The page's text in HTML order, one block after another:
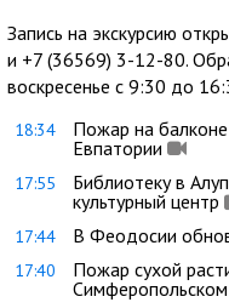
Запись на экскурсию
и +7 (36569) 3-12-80.
воскресенье с 9:30 до
18:34
Пожар на
Евпатории
17:55
Библиотеку в
культурный центр
17:44 В Феодосии
17:40
Пожар сухой